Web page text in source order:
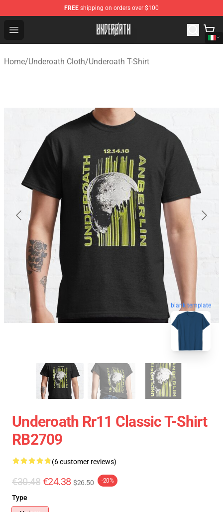
FREE shipping on orders over $100
Open menu
Underoath Store - Official Underoath Merchandise Shop
Home/Underoath Cloth/Underoath T-Shirt
blank template
Underoath Rr11 Classic T-Shirt
RB2709
(6 customer reviews)
€30.48 €24.38 $26.50 -20%
Type